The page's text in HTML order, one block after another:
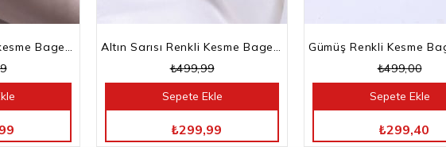
Altın Sarısı Renkli kesme Baget Taşlı Su Yolu Choker Kolye
Altın Sarısı Renkli Kesme Baget Taşlı Su Yolu Bileklik
₺499,99
₺299,99
Sepete Ekle
₺499,00
₺299,40
Sepete Ekle